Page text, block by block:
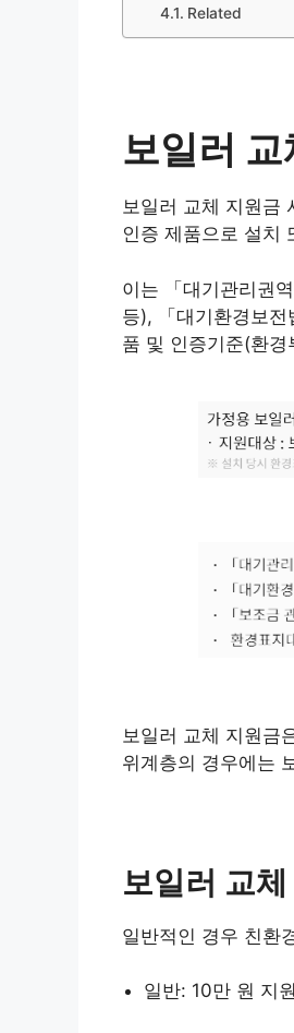
Related
보일러
보일러 교체 지원금
인증 제품으로 설치
이는 「대기관리권
등), 「대기환경보전
품 및 인증기준(환
보일러 교체 지원금
위계층의 경우에는
보일러 교
일반적인 경우 친환
일반: 10만 원 지원